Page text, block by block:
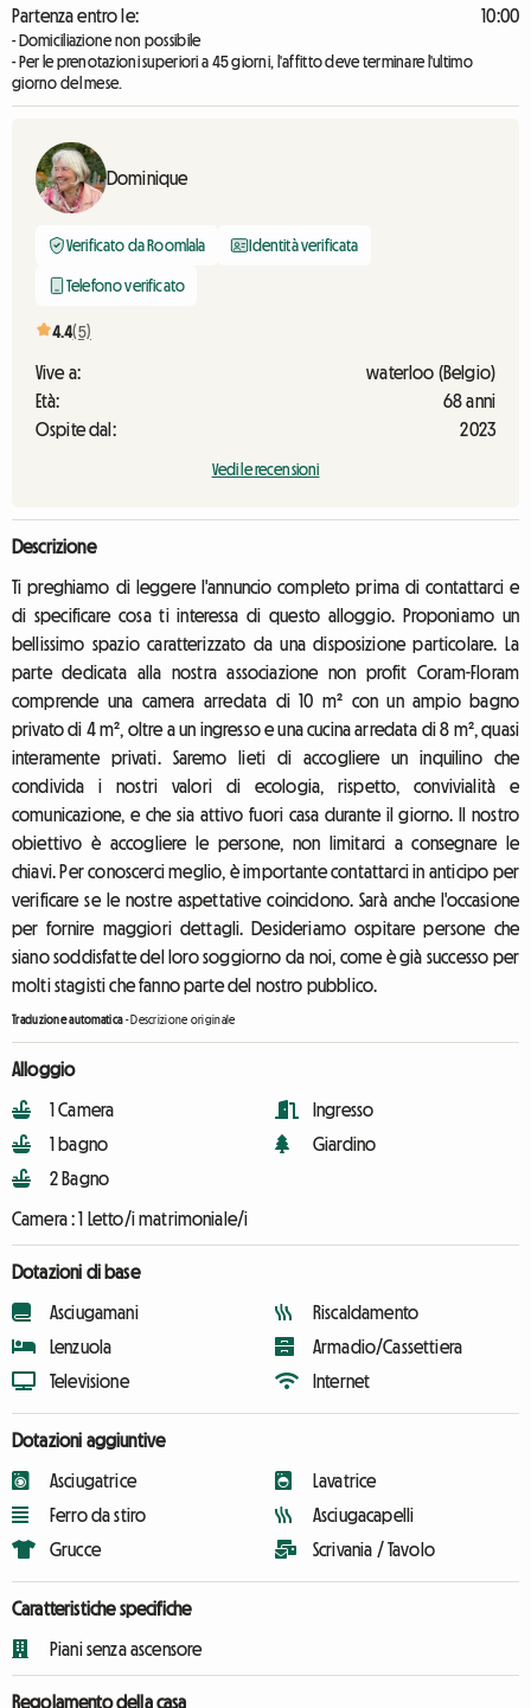
Partenza entro le:
10:00
- Domiciliazione non possibile
- Per le prenotazioni superiori a 45 giorni, l'affitto deve terminare l'ultimo
giorno del mese.
Dominique
Verificato da Roomlala Identità verificata
Telefono verificato
4.4(5)
Vive a:
waterloo (Belgio)
Età:
68 anni
Ospite dal:
2023
Vedi le recensioni
Descrizione
Ti preghiamo di leggere l'annuncio completo prima di contattarci e
di specificare cosa ti interessa di questo alloggio. Proponiamo un
bellissimo spazio caratterizzato da una disposizione particolare. La
parte dedicata alla nostra associazione non profit Coram-Floram
comprende una camera arredata di 10 m² con un ampio bagno
privato di 4 m², oltre a un ingresso e una cucina arredata di 8 m², quasi
interamente privati. Saremo lieti di accogliere un inquilino che
condivida i nostri valori di ecologia, rispetto, convivialità e
comunicazione, e che sia attivo fuori casa durante il giorno. Il nostro
obiettivo è accogliere le persone, non limitarci a consegnare le
chiavi. Per conoscerci meglio, è importante contattarci in anticipo per
verificare se le nostre aspettative coincidono. Sarà anche l'occasione
per fornire maggiori dettagli. Desideriamo ospitare persone che
siano soddisfatte del loro soggiorno da noi, come è già successo per
molti stagisti che fanno parte del nostro pubblico.
Traduzione automatica-Descrizione originale
Alloggio
1 Camera
1 bagno
2 Bagno
Ingresso
Giardino
Camera :1 Letto/i matrimoniale/i
Dotazioni di base
Asciugamani
Lenzuola
Televisione
Riscaldamento
Armadio/Cassettiera
Internet
Dotazioni aggiuntive
Asciugatrice
Ferro da stiro
Grucce
Lavatrice
Asciugacapelli
Scrivania / Tavolo
Caratteristiche specifiche
Piani senza ascensore
Regolamento della casa